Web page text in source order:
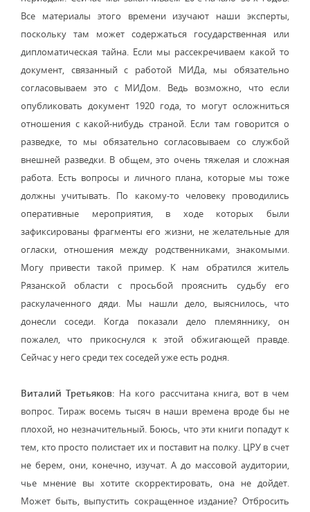
Все материалы этого времени изучают наши эксперты,
поскольку там может содержаться государственная или
дипломатическая тайна. Если мы рассекречиваем какой то
документ, связанный с работой МИДа, мы обязательно
согласовываем это с МИДом. Ведь возможно, что если
опубликовать документ 1920 года, то могут осложниться
отношения с какой-нибудь страной. Если там говорится о
разведке, то мы обязательно согласовываем со службой
внешней разведки. В общем, это очень тяжелая и сложная
работа. Есть вопросы и личного плана, которые мы тоже
должны учитывать. По какому-то человеку проводились
оперативные мероприятия, в ходе которых были
зафиксированы фрагменты его жизни, не желательные для
огласки, отношения между родственниками, знакомыми.
Могу привести такой пример. К нам обратился житель
Рязанской области с просьбой прояснить судьбу его
раскулаченного дяди. Мы нашли дело, выяснилось, что
донесли соседи. Когда показали дело племяннику, он
пожалел, что прикоснулся к этой обжигающей правде.
Сейчас у него среди тех соседей уже есть родня.
Виталий Третьяков: На кого рассчитана книга, вот в чем
вопрос. Тираж восемь тысяч в наши времена вроде бы не
плохой, но незначительный. Боюсь, что эти книги попадут к
тем, кто просто полистает их и поставит на полку. ЦРУ в счет
не берем, они, конечно, изучат. А до массовой аудитории,
чье мнение вы хотите скорректировать, она не дойдет.
Может быть, выпустить сокращенное издание? Отбросить